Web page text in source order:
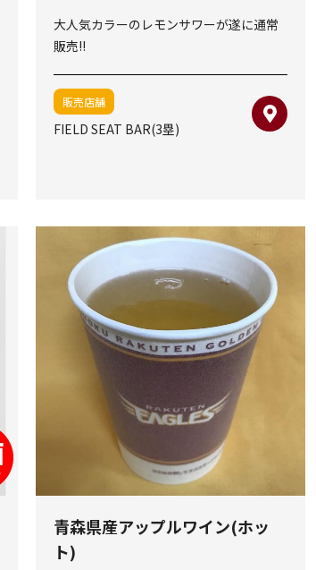
大人気カラーのレモンサワーが遂に通常
販売!!
販売店舗
FIELD SEAT BAR(3塁)
青森県産アップルワイン(ホッ
ト)